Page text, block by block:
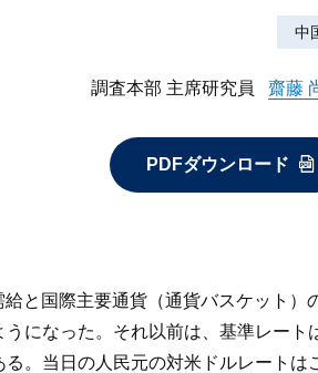
中
調査本部 主席研究員 齋藤
PDFダウンロード
と国際主要通貨（通貨バスケット）
になった。それ以前は、基準レート
。当日の人民元の対米ドルレートは